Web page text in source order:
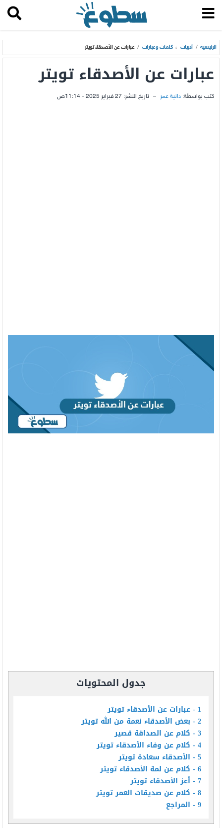
الرئيسية / أدبيات ، كلمات وعبارات / عبارات عن الأصدقاء تويتر
عبارات عن الأصدقاء تويتر
كتب بواسطة: دانية عمر – تاريخ النشر: 27 فبراير 2025 - 11:14ص
جدول المحتويات
1 عبارات عن الأصدقاء تويتر
2 بعض الأصدقاء نعمة من الله تويتر
3 كلام عن الصداقة قصير
4 كلام عن وفاء الأصدقاء تويتر
5 الأصدقاء سعادة تويتر
6 كلام عن لمة الأصدقاء تويتر
7 أعز الأصدقاء تويتر
8 كلام عن صديقات العمر تويتر
9 المراجع